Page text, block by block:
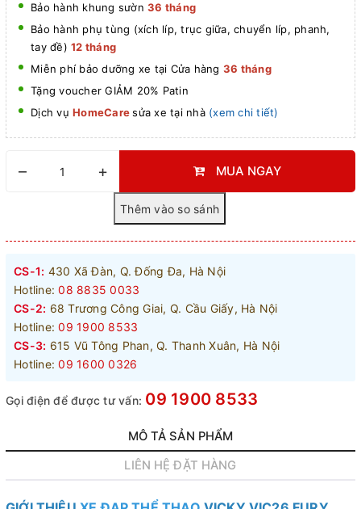
Bảo hành khung sườn 36 tháng
Bảo hành phụ tùng (xích líp, trục giữa, chuyển líp, phanh,
tay đề) 12 tháng
Miễn phí bảo dưỡng xe tại Cửa hàng 36 tháng
Tặng voucher GIẢM 20% Patin
Dịch vụ HomeCaresửa xe tại nhà (xem chi tiết)
– + MUA NGAY
CS-1: 430 Xã Đàn, Q. Đống Đa, Hà Nội
Hotline: 08 8835 0033
CS-2: 68 Trương Công Giai, Q. Cầu Giấy, Hà Nội
Hotline: 09 1900 8533
CS-3: 615 Vũ Tông Phan, Q. Thanh Xuân, Hà Nội
Hotline: 09 1600 0326
Gọi điện để được tư vấn: 09 1900 8533
MÔ TẢ SẢN PHẨM
LIÊN HỆ ĐẶT HÀNG